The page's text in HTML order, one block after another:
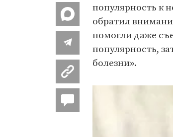
популярность к
обратил
помогли даже
популярность,
болезни».